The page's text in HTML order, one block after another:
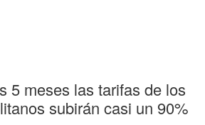
5 meses las tarifas de los
subirán casi un 90%